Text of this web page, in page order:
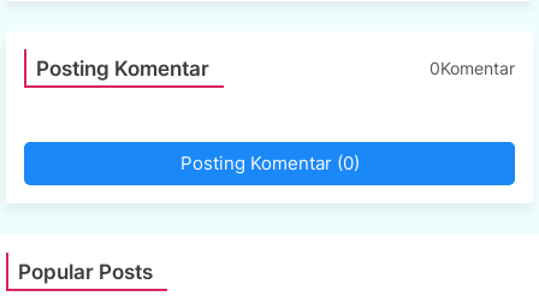
Posting Komentar 0Komentar
Posting Komentar (0)
Popular Posts